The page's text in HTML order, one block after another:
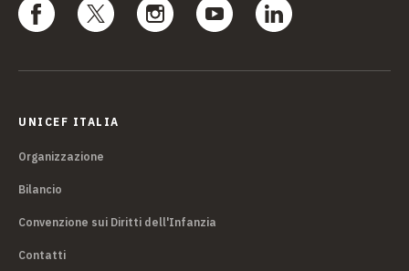
UNICEF ITALIA
Organizzazione
Bilancio
Convenzione sui Diritti dell'Infanzia
Contatti